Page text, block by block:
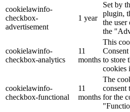
cookielawinfo-
checkbox-
advertisement
1 year
Set by
plugin,
the user
the
cookielawinfo-
checkbox-analytics
11
months
This
to store
cookies
cookielawinfo-
checkbox-functional
11
months
The
consent
for the